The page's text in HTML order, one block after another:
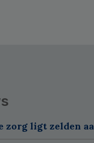
zorg ligt zelden